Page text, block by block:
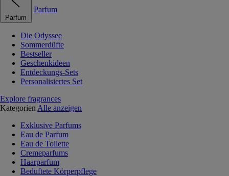
Parfum
Parfum
Die Odyssee
Sommerdüfte
Bestseller
Geschenkideen
Entdeckungs-Sets
Personalisiertes Set
Explore fragrances
Kategorien Alle anzeigen
Exklusive Parfums
Eau de Parfum
Eau de Toilette
Cremeparfums
Haarparfum
Beduftete Körperpflege